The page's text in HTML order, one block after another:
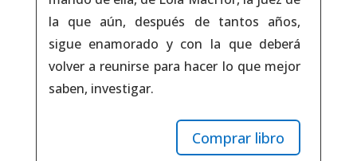
la que aún, después de tantos años,
sigue enamorado y con la que deberá
volver a reunirse para hacer lo que mejor
saben, investigar.
Comprar libro